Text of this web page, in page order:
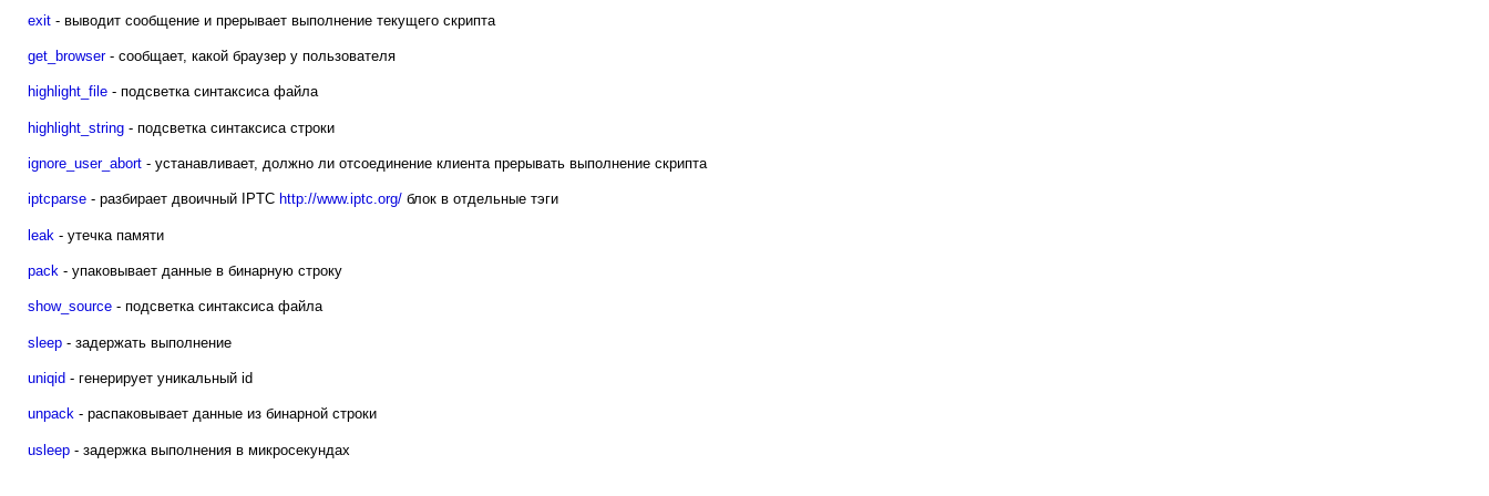
exit - выводит сообщение и прерывает выполнение текущего скрипта
get_browser- сообщает, какой браузер у пользователя
highlight_file - подсветка синтаксиса файла
highlight_string - подсветка синтаксиса строки
ignore_user_abort - устанавливает, должно ли отсоединение клиента прерывать выполнение скрипта
iptcparse - разбирает двоичный IPTC http://www.iptc.org/ блок в отдельные тэги
leak - утечка памяти
pack - упаковывает данные в бинарную строку
show_source - подсветка синтаксиса файла
sleep - задержать выполнение
uniqid - генерирует уникальный id
unpack - распаковывает данные из бинарной строки
usleep - задержка выполнения в микросекундах